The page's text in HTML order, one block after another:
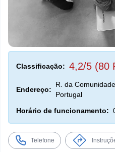
Classificação: 4,2/5 (80
Endereço:
R. da
Portugal
Horário de funcionamento:
Telefone